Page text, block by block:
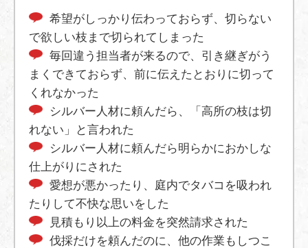
希望がしっかり伝わっておらず、切らない
で欲しい枝まで切られてしまった
毎回違う担当者が来るので、引き継ぎがう
まくできておらず、前に伝えたとおりに切って
くれなかった
シルバー人材に頼んだら、「高所の枝は切
れない」と言われた
シルバー人材に頼んだら明らかにおかしな
仕上がりにされた
愛想が悪かったり、庭内でタバコを吸われ
たりして不快な思いをした
見積もり以上の料金を突然請求された
伐採だけを頼んだのに、他の作業もしつこ